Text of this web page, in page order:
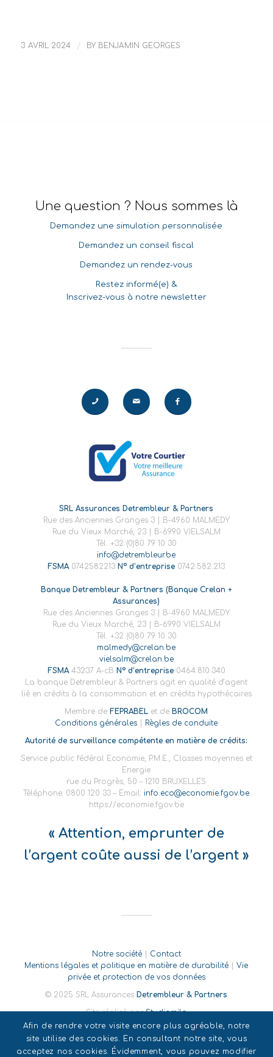
3 AVRIL 2024 / BY BENJAMIN GEORGES
Une question ? Nous sommes là
Demandez une simulation personnalisée
Demandez un conseil fiscal
Demandez un rendez-vous
Restez informé(e) &
Inscrivez-vous à notre newsletter
SRL Assurances Detrembleur & Partners
Rue des Anciennes Granges 3 | B-4960 MALMEDY
Rue du Vieux Marché, 23 | B-6990 VIELSALM
Tél. +32 (0)80 79 10 30
info@detrembleur.be
FSMA 0742582213 N° d’entreprise 0742.582.213
Banque Detrembleur & Partners (Banque Crelan +
Assurances)
Rue des Anciennes Granges 3 | B-4960 MALMEDY
Rue du Vieux Marché, 23 | B-6990 VIELSALM
Tél. +32 (0)80 79 10 30
malmedy@crelan.be
vielsalm@crelan.be
FSMA43237 A-cB N° d’entreprise 0464.810.340
La banque Detrembleur & Partners agit en qualité d’agent
lié en crédits à la consommation et en crédits hypothécaires
Membre de FEPRABEL et de BROCOM
Conditions générales
Règles de conduite
Autorité de surveillance compétente en matière de crédits:
Service public fédéral Economie, P.M.E., Classes moyennes et
Energie
rue du Progrès, 50 – 1210 BRUXELLES
Téléphone: 0800 120 33 – Email: info.eco@economie.fgov.be
https://economie.fgov.be
« Attention, emprunter de
l’argent coûte aussi de l’argent »
Notre société| Contact
Mentions légales et politique en matière de durabilité |Vie
privée et protection de vos données
© 2025 SRL Assurances Detrembleur & Partners
Site réalisé parStudiomilo
Afin de rendre votre visite encore plus agréable, notre
site utilise des cookies. En consultant notre site, vous
acceptez nos cookies. Évidemment, vous pouvez modifier